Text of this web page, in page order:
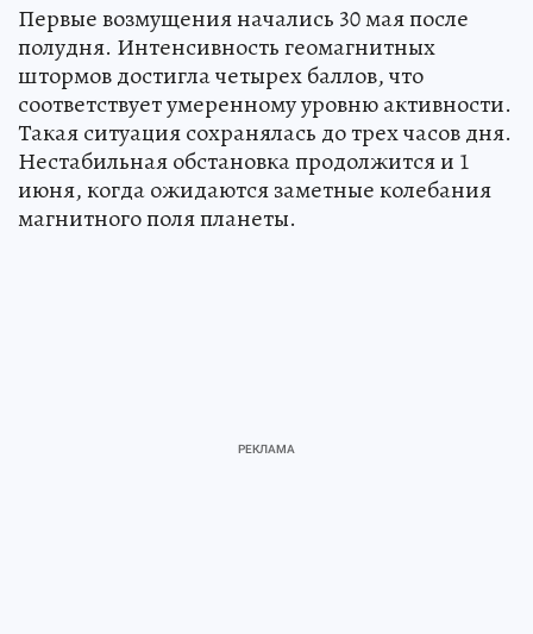
Первые возмущения начались 30 мая после
полудня. Интенсивность геомагнитных
штормов достигла четырех баллов, что
соответствует умеренному уровню активности.
Такая ситуация сохранялась до трех часов дня.
Нестабильная обстановка продолжится и 1
июня, когда ожидаются заметные колебания
магнитного поля планеты.